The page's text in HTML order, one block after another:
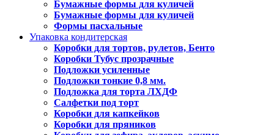
Бумажные формы для куличей
Бумажные формы для куличей
Формы пасхальные
Упаковка кондитерская
Коробки для тортов, рулетов, Бенто
Коробки Тубус прозрачные
Подложки усиленные
Подложки тонкие 0,8 мм.
Подложка для торта ЛХДФ
Салфетки под торт
Коробки для капкейков
Коробки для пряников